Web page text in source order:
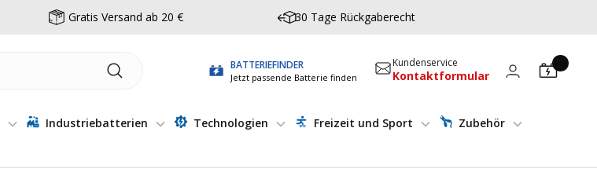
Gratis Versand ab 20 € 30 Tage Rückgaberecht
BATTERIEFINDER
Jetzt passende Batterie finden
Kundenservice
Kontaktformular
Industriebatterien Technologien Freizeit und Sport
Zubehör